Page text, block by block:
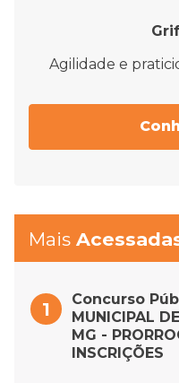
Agilidade e
Mais
Concurso
MUNICIPAL
MG -
INSCRIÇÕES